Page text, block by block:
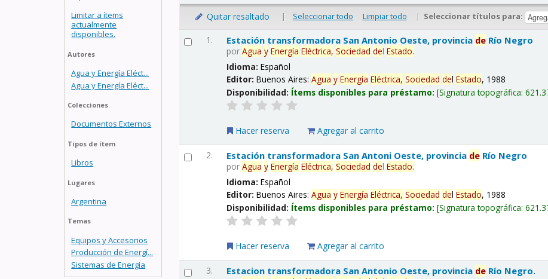
Limitar a ítems
actualmente
disponibles.
Autores
Agua y Energía Eléct...
Agua y Energía Eléct...
Colecciones
Documentos Externos
Tipos de ítem
Libros
Lugares
Argentina
Temas
Equipos y Accesorios
Producción de Energí...
Sistemas de Energía
Quitar resaltado | Seleccionar todo Limpiar todo | Seleccionar títulos para:
1. Estación transformadora San Antonio Oeste, provincia de Río Negro
porAgua y Energía Eléctrica, Sociedad delEstado.
Idioma:Español
Editor:Buenos Aires:Agua y Energía Eléctrica, Sociedad delEstado, 1988
Disponibilidad: Ítems disponibles para préstamo: Signatura topográfica:
Hacer reserva Agregar al carrito
2. Estación transformadora San Antoni Oeste, provincia de Río Negro
porAgua y Energía Eléctrica, Sociedad delEstado.
Idioma:Español
Editor:Buenos Aires:Agua y Energía Eléctrica, Sociedad delEstado, 1988
Disponibilidad: Ítems disponibles para préstamo: Signatura topográfica:
Hacer reserva Agregar al carrito
3. Estacion transformadora San Antonio Oeste, provincia de Río Negro.